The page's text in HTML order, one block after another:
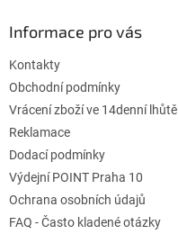
Informace pro vás
Kontakty
Obchodní podmínky
Vrácení zboží ve 14denní lhůtě
Reklamace
Dodací podmínky
Výdejní POINT Praha 10
Ochrana osobních údajů
FAQ - Často kladené otázky